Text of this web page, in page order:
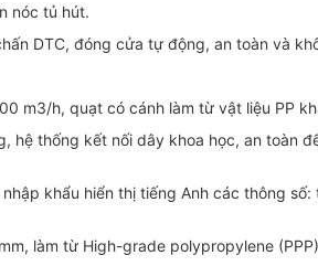
nóc tủ hút.
DTC, đóng cửa tự động, an toàn và
m3/h, quạt có cánh làm từ vật liệu PP
hệ thống kết nối dây khoa học, an toàn
khẩu hiển thị tiếng Anh các thông
làm từ High-grade polypropylene (PPP)